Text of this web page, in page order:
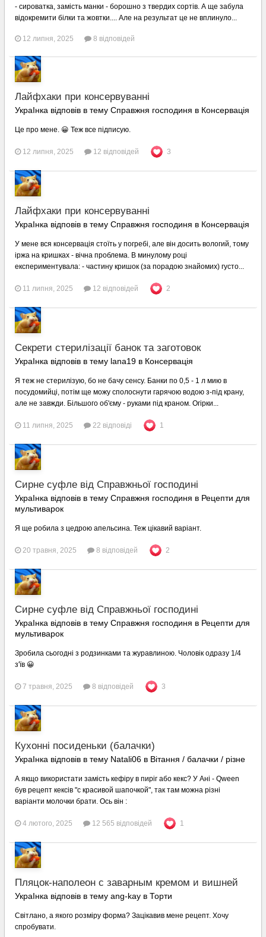
- сироватка, замість манки - борошно з твердих сортів. А ще забула
відокремити білки та жовтки.... Але на результат це не вплинуло...
12 липня, 2025 8 відповідей
Лайфхаки при консервуванні
УкраІнка відповів в тему Справжня господиня в Консервація
Це про мене. 😀 Теж все підписую.
12 липня, 2025 12 відповідей 3
Лайфхаки при консервуванні
УкраІнка відповів в тему Справжня господиня в Консервація
У мене вся консервація стоїть у погребі, але він досить вологий, тому
іржа на кришках - вічна проблема. В минулому році
експериментувала: - частину кришок (за порадою знайомих) густо...
11 липня, 2025 12 відповідей 2
Секрети стерилізації банок та заготовок
УкраІнка відповів в тему lana19 в Консервація
Я теж не стерилізую, бо не бачу сенсу. Банки по 0,5 - 1 л мию в
посудомийці, потім ще можу сполоснути гарячою водою з-під крану,
але не завжди. Більшого об'єму - руками під краном. Огірки...
11 липня, 2025 22 відповіді 1
Сирне суфле від Справжньої господині
УкраІнка відповів в тему Справжня господиня в Рецепти для
мультиварок
Я ще робила з цедрою апельсина. Теж цікавий варіант.
20 травня, 2025 8 відповідей 2
Сирне суфле від Справжньої господині
УкраІнка відповів в тему Справжня господиня в Рецепти для
мультиварок
Зробила сьогодні з родзинками та журавлиною. Чоловік одразу 1/4
з'їв 😀
7 травня, 2025 8 відповідей 3
Кухонні посиденьки (балачки)
УкраІнка відповів в тему Natali06 в Вітання / балачки / різне
А якщо використати замість кефіру в пиріг або кекс? У Ані - Qween
був рецепт кексів "с красивой шапочкой", так там можна різні
варіанти молочки брати. Ось він :
4 лютого, 2025 12 565 відповідей 1
Пляцок-наполеон с заварным кремом и вишней
УкраІнка відповів в тему ang-kay в Торти
Світлано, а якого розміру форма? Зацікавив мене рецепт. Хочу
спробувати.